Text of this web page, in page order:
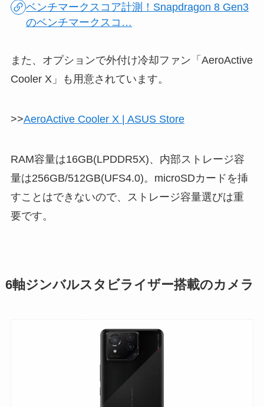
ベンチマークスコア計測！Snapdragon 8 Gen3
のベンチマークスコ…
また、オプションで外付け冷却ファン「AeroActive
Cooler X」も用意されています。
>>AeroActive Cooler X | ASUS Store
RAM容量は16GB(LPDDR5X)、内部ストレージ容
量は256GB/512GB(UFS4.0)。microSDカードを挿
すことはできないので、ストレージ容量選びは重
要です。
6軸ジンバルスタビライザー搭載のカメラ